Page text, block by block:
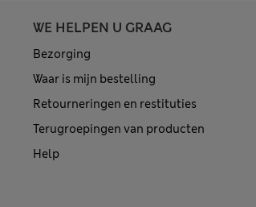
WE HELPEN U GRAAG
Bezorging
Waar is mijn bestelling
Retourneringen en restituties
Terugroepingen van producten
Help